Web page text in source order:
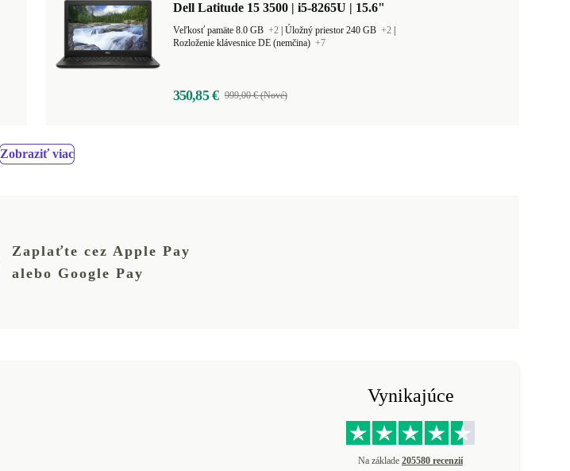
Dell Latitude 15 3500 | i5-8265U | 15.6"
Veľkosť pamäte 8.0 GB +2 Úložný priestor 240 GB +2
Rozloženie klávesnice DE (nemčina) +7
350,85 € 999,00 € (Nové)
Zobraziť viac
Zaplaťte cez Apple Pay
alebo Google Pay
Vynikajúce
Na základe 205580 recenzií